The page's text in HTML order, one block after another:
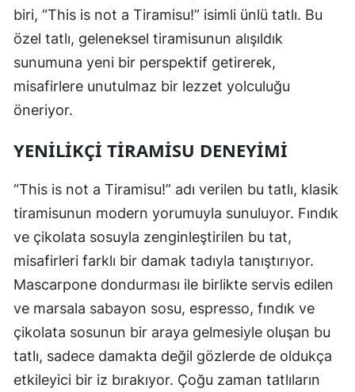
biri, “This is not a Tiramisu!” isimli ünlü tatlı. Bu
özel tatlı, geleneksel tiramisunun alışıldık
sunumuna yeni bir perspektif getirerek,
misafirlere unutulmaz bir lezzet yolculuğu
öneriyor.
YENILIKÇI TIRAMISU DENEYIMI
“This is not a Tiramisu!” adı verilen bu tatlı, klasik
tiramisunun modern yorumuyla sunuluyor. Fındık
ve çikolata sosuyla zenginleştirilen bu tat,
misafirleri farklı bir damak tadıyla tanıştırıyor.
Mascarpone dondurması ile birlikte servis edilen
ve marsala sabayon sosu, espresso, fındık ve
çikolata sosunun bir araya gelmesiyle oluşan bu
tatlı, sadece damakta değil gözlerde de oldukça
etkileyici bir iz bırakıyor. Çoğu zaman tatlıların